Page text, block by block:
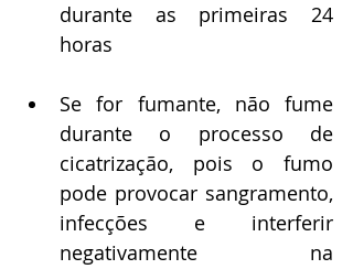
durante as primeiras 24
horas
Se for fumante, não fume
durante o processo de
cicatrização, pois o fumo
pode provocar sangramento,
infecções e interferir
negativamente na